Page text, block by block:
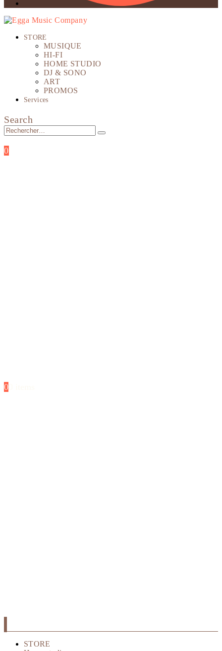
STORE
MUSIQUE
HI-FI
HOME STUDIO
DJ & SONO
ART
PROMOS
Services
Search
0
0
STORE